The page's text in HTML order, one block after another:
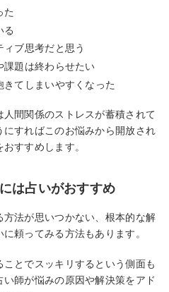
た
る
ブ思考だと思う
課題は終わらせたい
てしまいやすくなった
間関係のストレスが蓄積されて
すればこのお悩みから開放され
すすめします。
は占いがおすすめ
法が思いつかない、根本的な解
頼ってみる方法もあります。
とでスッキリするという側面も
師が悩みの原因や解決策をアド